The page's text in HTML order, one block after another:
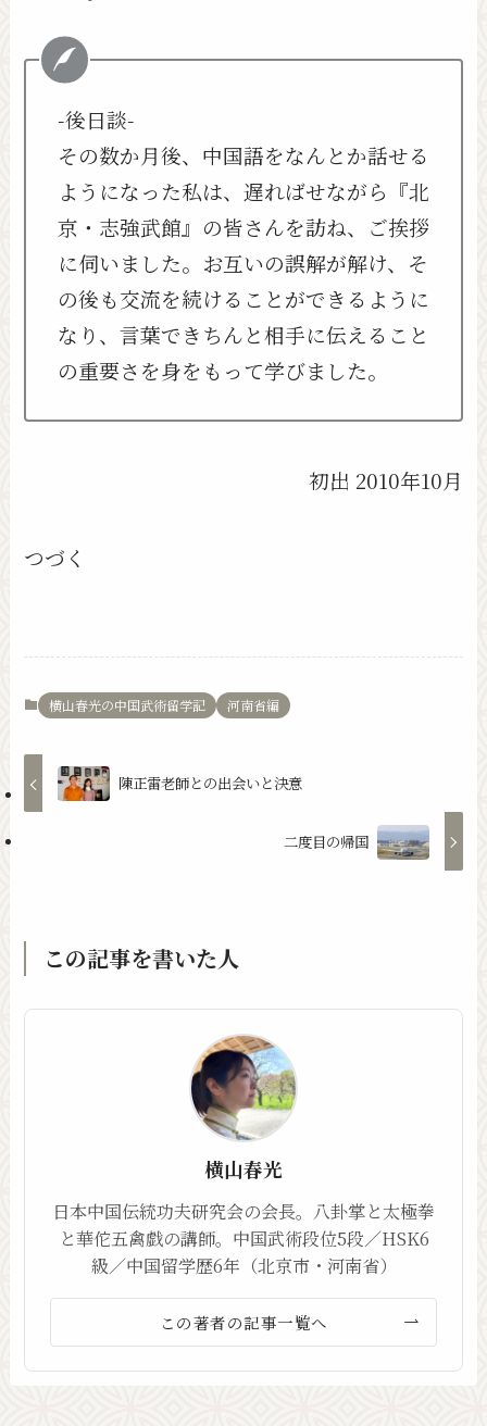
-後日談-
その数か月後、中国語をなんとか話せる
ようになった私は、遅ればせながら『北
京・志強武館』の皆さんを訪ね、ご挨拶
に伺いました。お互いの誤解が解け、そ
の後も交流を続けることができるように
なり、言葉できちんと相手に伝えること
の重要さを身をもって学びました。
初出 2010年10月
つづく
横山春光の中国武術留学記 河南省編
陳正雷老師との出会いと決意
二度目の帰国
この記事を書いた人
横山春光
日本中国伝統功夫研究会の会長。八卦掌と太極拳
と華佗五禽戯の講師。中国武術段位5段／HSK6
級／中国留学歴6年（北京市・河南省）
この著者の記事一覧へ